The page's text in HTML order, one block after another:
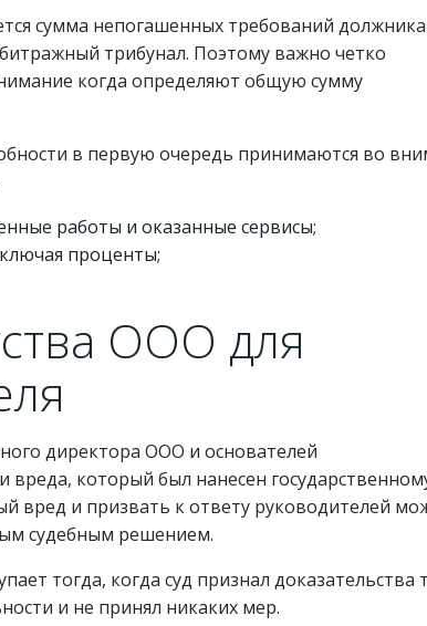
сумма непогашенных требований
трибунал. Поэтому важно четко
когда определяют общую сумму
в первую очередь принимаются во
работы и оказанные сервисы;
проценты;
ООО для
директора ООО и основателей
вреда, который был нанесен
вред и призвать к ответу руководителей
судебным решением.
тогда, когда суд признал доказательства
и не принял никаких мер.